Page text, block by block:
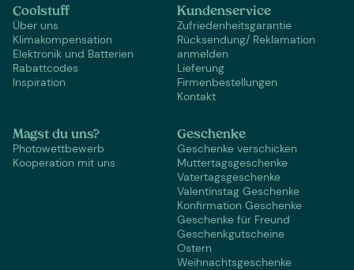
Coolstuff
Über uns
Klimakompensation
Elektronik und Batterien
Rabattcodes
Inspiration
Kundenservice
Zufriedenheitsgarantie
Rücksendung/ Reklamation
anmelden
Lieferung
Firmenbestellungen
Kontakt
Magst du uns?
Photowettbewerb
Kooperation mit uns
Geschenke
Geschenke verschicken
Muttertagsgeschenke
Vatertagsgeschenke
Valentinstag Geschenke
Konfirmation Geschenke
Geschenke für Freund
Geschenkgutscheine
Ostern
Weihnachtsgeschenke